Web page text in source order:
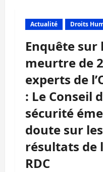
Actualité Droits
Enquête sur
meurtre de 2
experts de
: Le Conseil
sécurité
doute sur les
résultats de
RDC